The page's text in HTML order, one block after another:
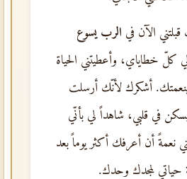
الآن في الرب يسوع
خطاياي، وأعطيتني الحياة
بنعمتك. أشكرك لأنّك أرسلت
في قلبي، شاهداً لي بأنّي
أن أعرفك أكثر يوماً بعد
حياتي لمجدك وحدك.